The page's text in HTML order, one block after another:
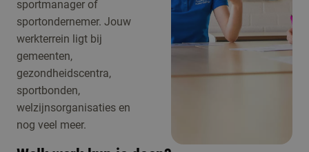
sportmanager of
sportondernemer. Jouw
werkterrein ligt bij
gemeenten,
gezondheidscentra,
sportbonden,
welzijnsorganisaties en
nog veel meer.